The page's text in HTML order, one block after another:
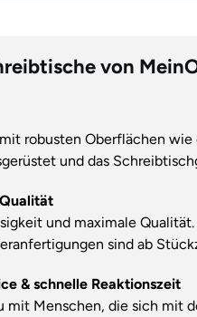
von
robusten Oberflächen wie
und das
und maximale
sind ab
& schnelle Reaktionszeit
mit Menschen, die sich mit